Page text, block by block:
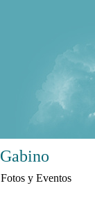
Gabino
Fotos y Eventos